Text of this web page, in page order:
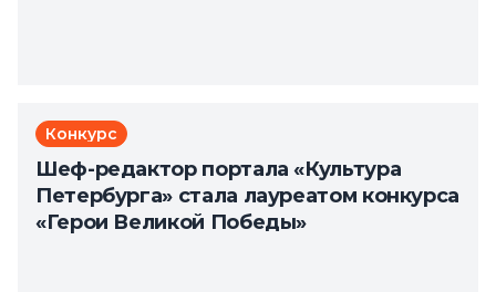
Конкурс
Шеф-редактор портала «Культура
Петербурга» стала лауреатом конкурса
«Герои Великой Победы»